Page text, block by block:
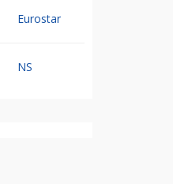
Eurostar
NS